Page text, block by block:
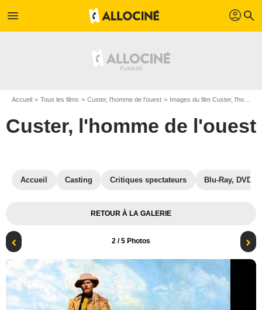
menu profil search
Accueil Tous les films Custer, l'homme de l'ouest Images du film Custer, l'homme de l'ouest
Custer, l'homme de l'ouest
Accueil Casting Critiques spectateurs Blu-Ray, DVD
RETOUR À LA GALERIE
2 / 5 Photos